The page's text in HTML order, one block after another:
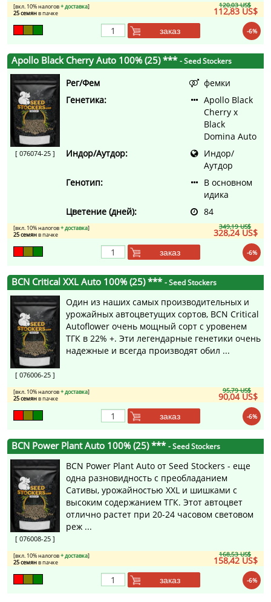
120,03 US$
112,83 US$
[вкл. 10% налогов+ доставка]
25 семянв пачке
-6%
заказ
Apollo Black Cherry Auto 100% (25) ***- Seed Stockers
[ 076074-25 ]
Рег/Фем
фемки
Генетика:
Apollo Black
Cherry x
Black
Domina Auto
Индор/Аутдор:
Индор/
Аутдор
Генотип:
В основном
идика
Цветение (дней):
84
349,19 US$
328,24 US$
[вкл. 10% налогов+ доставка]
25 семянв пачке
-6%
заказ
BCN Critical XXL Auto 100% (25) ***- Seed Stockers
[ 076006-25 ]
Один из наших самых производительных и
урожайных автоцветущих сортов, BCN Critical
Autoflower очень мощный сорт с уровенем
ТГК в 22% +. Эти легендарные генетики очень
надежные и всегда производят обил ...
95,79 US$
90,04 US$
[вкл. 10% налогов+ доставка]
25 семянв пачке
-6%
заказ
BCN Power Plant Auto 100% (25) ***- Seed Stockers
[ 076008-25 ]
BCN Power Plant Auto от Seed Stockers - еще
одна разновидность с преобладанием
Сативы, урожайностью XXL и шишками с
высоким содержанием ТГК. Этот автоцвет
отлично растет при 20-24 часовом световом
реж ...
168,53 US$
158,42 US$
[вкл. 10% налогов+ доставка]
25 семянв пачке
-6%
заказ